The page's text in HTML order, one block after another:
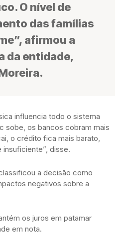
O nível de
das famílias
afirmou a
da entidade,
influencia todo o sistema
sobe, os bancos cobram mais
o crédito fica mais barato,
insuficiente”, disse.
a decisão como
negativos sobre a
os juros em patamar
em nota.